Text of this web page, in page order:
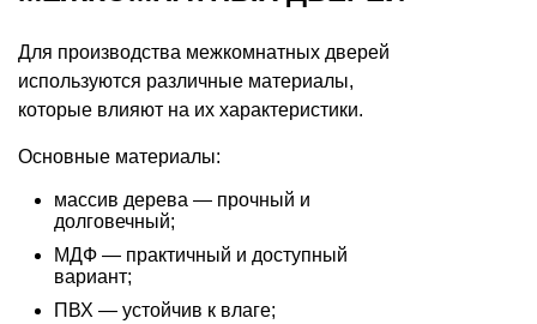
Для производства межкомнатных дверей
используются различные материалы,
которые влияют на их характеристики.
Основные материалы:
массив дерева — прочный и
долговечный;
МДФ — практичный и доступный
вариант;
ПВХ — устойчив к влаге;